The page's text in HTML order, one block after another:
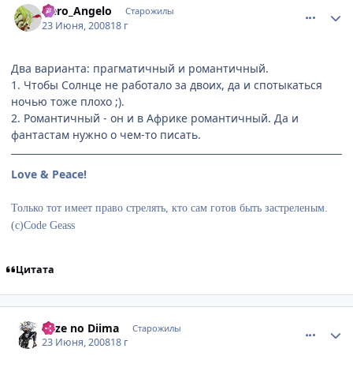
Nero_Angelo Старожилы
23 Июня, 200818 г
Два варианта: прагматичный и романтичный.
1. Чтобы Солнце не работало за двоих, да и спотыкаться
ночью тоже плохо ;).
2. Романтичный - он и в Африке романтичный. Да и
фантастам нужно о чем-то писать.
Love & Peace!
Только тот имеет право стрелять, кто сам готов быть застреленым.
(с)Code Geass
Цитата
Kaze no Diima Старожилы
23 Июня, 200818 г